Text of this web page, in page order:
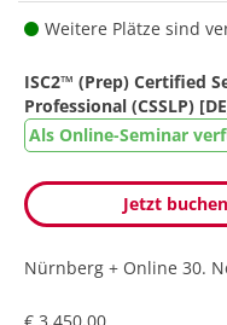
Weitere Plätze sind
ISC2™ (Prep) Certified
Professional (CSSLP)
Als Online-Seminar
Jetzt buchen
Nürnberg + Online 30.